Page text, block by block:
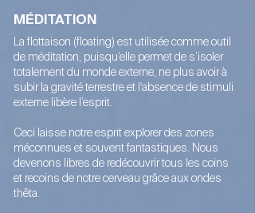
MÉDITATION
La flottaison (floating) est utilisée comme outil
de méditation, puisqu’elle permet de s’isoler
totalement du monde externe, ne plus avoir à
subir la gravité terrestre et l'absence de stimuli
externe libère l’esprit.
Ceci laisse notre esprit explorer des zones
méconnues et souvent fantastiques. Nous
devenons libres de redécouvrir tous les coins
et recoins de notre cerveau grâce aux ondes
thêta.